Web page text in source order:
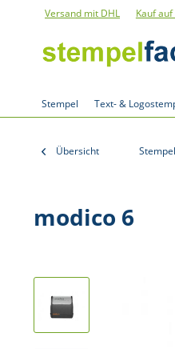
Versand mit DHL Kauf
Stempel Text- &
Übersicht
modico 6